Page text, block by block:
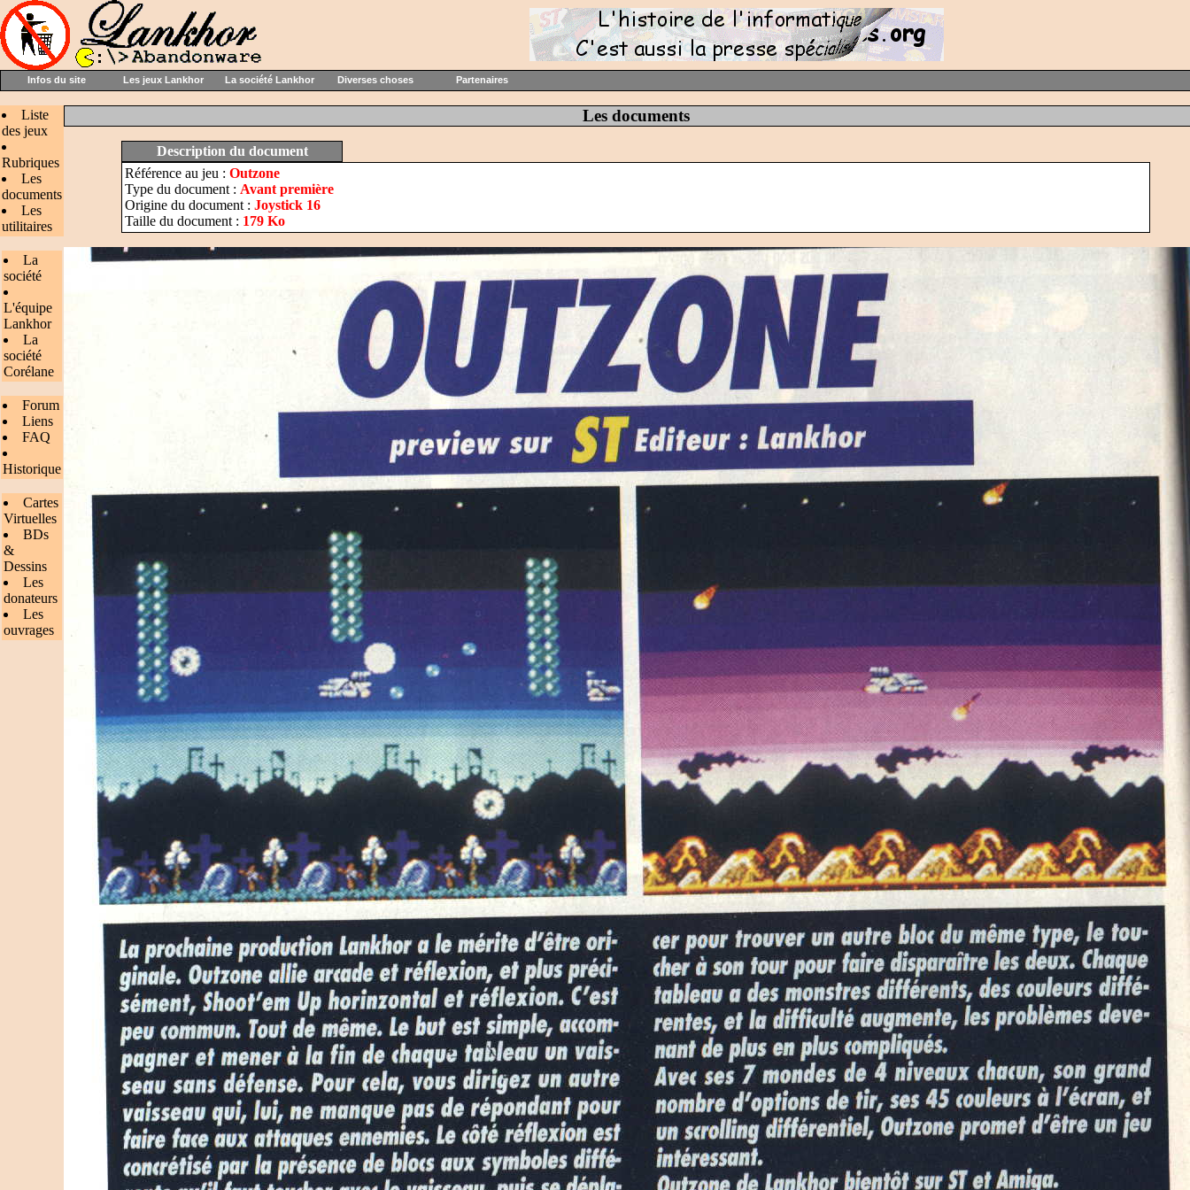
Infos du site Les jeux Lankhor La société Lankhor Diverses choses Partenaires
Liste
des jeux
Rubriques
Les
documents
Les
utilitaires
La
société
L'équipe
Lankhor
La
société
Corélane
Forum
Liens
FAQ
Historique
Cartes
Virtuelles
BDs
&
Dessins
Les
donateurs
Les
ouvrages
Les documents
Description du document
Référence au jeu : Outzone
Type du document : Avant première
Origine du document : Joystick 16
Taille du document : 179 Ko